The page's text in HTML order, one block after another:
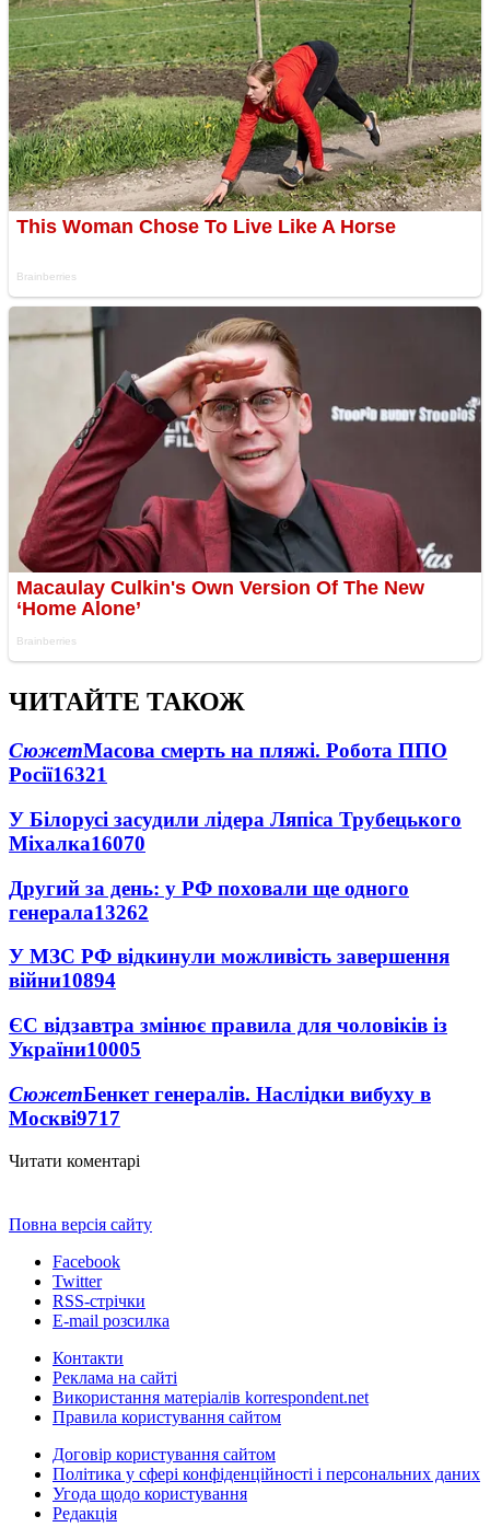
ЧИТАЙТЕ ТАКОЖ
СюжетМасова смерть на пляжі. Робота ППО
Росії16321
У Білорусі засудили лідера Ляпіса Трубецького
Міхалка16070
Другий за день: у РФ поховали ще одного
генерала13262
У МЗС РФ відкинули можливість завершення
війни10894
ЄС відзавтра змінює правила для чоловіків із
України10005
СюжетБенкет генералів. Наслідки вибуху в
Москві9717
Читати коментарі
Повна версія сайту
Facebook
Twitter
RSS-стрічки
E-mail розсилка
Контакти
Реклама на сайті
Використання матеріалів korrespondent.net
Правила користування сайтом
Договір користування сайтом
Політика у сфері конфіденційності і персональних даних
Угода щодо користування
Редакція